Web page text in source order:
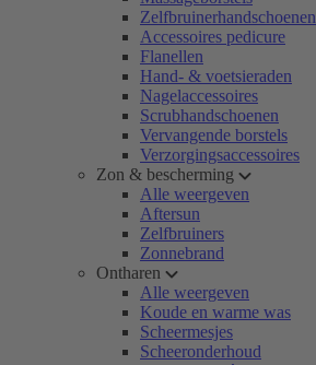
Zelfbruinerhandschoenen
Accessoires pedicure
Flanellen
Hand- & voetsieraden
Nagelaccessoires
Scrubhandschoenen
Vervangende borstels
Verzorgingsaccessoires
Zon & bescherming
Alle weergeven
Aftersun
Zelfbruiners
Zonnebrand
Ontharen
Alle weergeven
Koude en warme was
Scheermesjes
Scheeronderhoud